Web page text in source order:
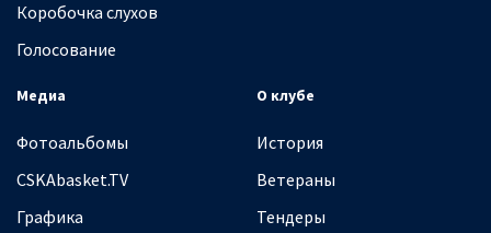
Коробочка слухов
Голосование
Медиа
Фотоальбомы
CSKAbasket.TV
Графика
О клубе
История
Ветераны
Тендеры